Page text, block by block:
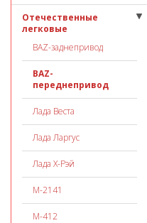
Отечественные
легковые
ВАZ-заднепривод
ВАZ-
переднепривод
Лада Веста
Лада Ларгус
Лада Х-Рэй
М-2141
М-412